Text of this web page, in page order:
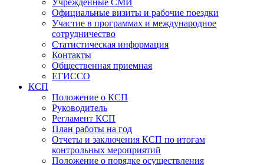
Учрежденные СМИ
Официальные визиты и рабочие поездки
Участие в программах и международное
сотрудничество
Статистическая информация
Контакты
Общественная приемная
ЕГИССО
КСП
Положение о КСП
Руководитель
Регламент КСП
План работы на год
Отчеты и заключения КСП по итогам
контрольных мероприятий
Положение о порядке осуществления